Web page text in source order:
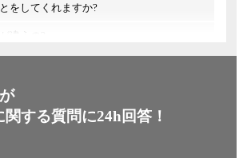
をしてくれますか?
違うの?
する質問に24h回答！